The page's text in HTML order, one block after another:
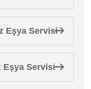
Eşya Servisi
Eşya Servisi